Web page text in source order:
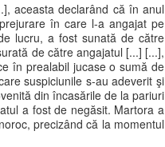
aceasta declarând că în anul
în care l-a angajat pe
lucru, a fost sunată de către
de către angajatul [...] [...],
în prealabil jucase o sumă de
suspiciunile s-au adeverit şi
din încasările de la pariuri
a fost de negăsit. Martora a
precizând că la momentul